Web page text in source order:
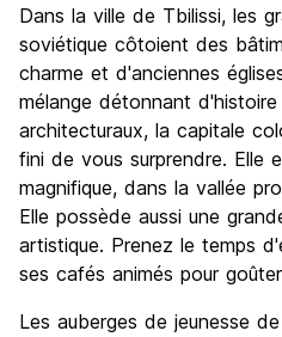
Culture
Sortir le soir / faire la fête
Bonnes affaires
Dans la ville de Tbilissi, les
soviétique côtoient des
charme et d'anciennes
mélange détonnant
architecturaux, la capitale
fini de vous surprendre. Elle
magnifique, dans la vallée
Elle possède aussi une
artistique. Prenez le temps
ses cafés animés pour
Les auberges de jeunesse